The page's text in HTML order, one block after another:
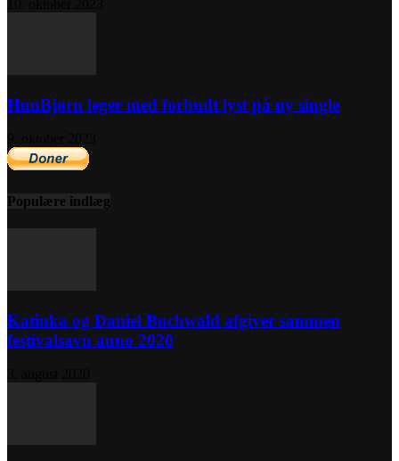
HunBjørn leger med forbudt lyst på ny single
Populære indlæg
Katinka og Daniel Buchwald afgiver sammen
festivalsavn anno 2020